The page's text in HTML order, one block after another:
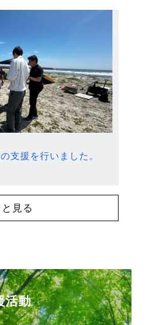
支援を行いました。
と見る
活動